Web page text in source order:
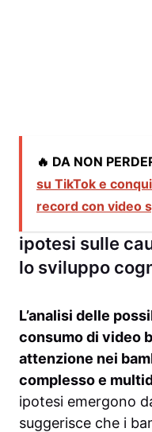
🔥 DA NON
su TikTok e
record con video
ipotesi sulle
lo sviluppo
L’analisi delle
consumo di video
attenzione nei
complesso e
ipotesi emergono
suggerisce che i